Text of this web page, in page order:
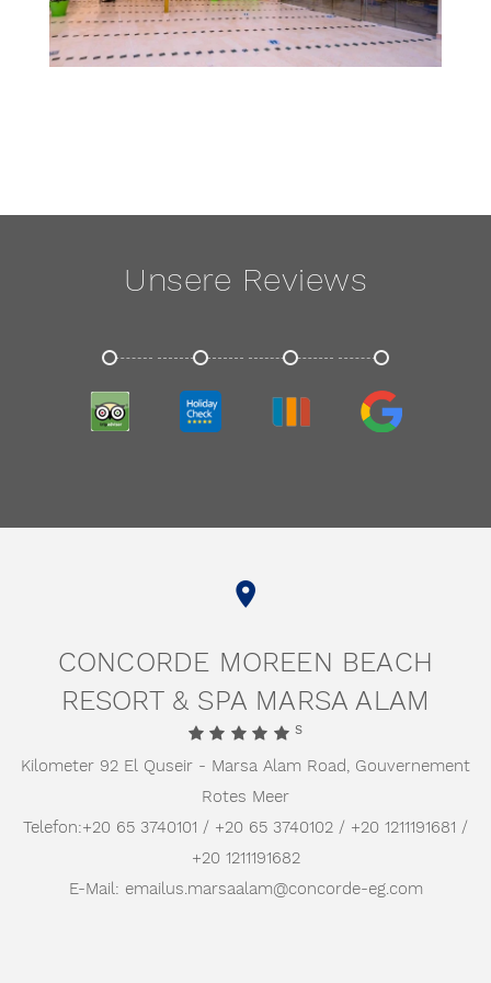
Unsere Reviews
CONCORDE MOREEN BEACH
RESORT & SPA MARSA ALAM
S
Kilometer 92 El Quseir - Marsa Alam Road, Gouvernement
Rotes Meer
Telefon:+20 65 3740101 / +20 65 3740102 / +20 1211191681 /
+20 1211191682
E-Mail: emailus.marsaalam@concorde-eg.com